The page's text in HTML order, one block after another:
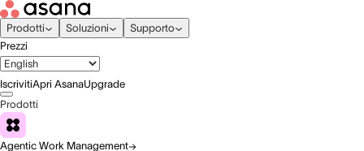
Prodotti Soluzioni
Supporto
Prezzi
IscrivitiApri AsanaUpgrade
Prodotti
Agentic Work Management